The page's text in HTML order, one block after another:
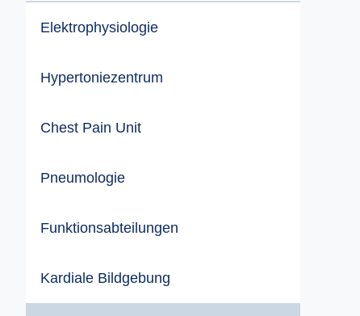
Elektrophysiologie
Hypertoniezentrum
Chest Pain Unit
Pneumologie
Funktionsabteilungen
Kardiale Bildgebung